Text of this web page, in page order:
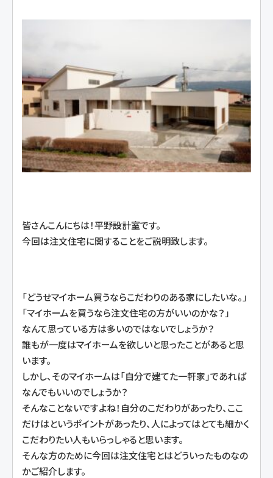
皆さんこんにちは！平野設計室です。
今回は注文住宅に関することをご説明致します。
「どうせマイホーム買うならこだわりのある家にしたいな。」
「マイホームを買うなら注文住宅の方がいいのかな？」
なんて思っている方は多いのではないでしょうか？
誰もが一度はマイホームを欲しいと思ったことがあると思
います。
しかし、そのマイホームは「自分で建てた一軒家」であれば
なんでもいいのでしょうか？
そんなことないですよね！自分のこだわりがあったり、ここ
だけはというポイントがあったり、人によってはとても細かく
こだわりたい人もいらっしゃると思います。
そんな方のために今回は注文住宅とはどういったものなの
かご紹介します。